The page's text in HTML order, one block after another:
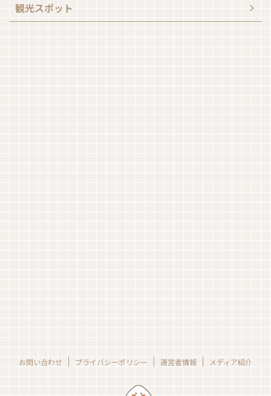
観光スポット
お問い合わせ プライバシーポリシー 運営者情報 メディア紹介